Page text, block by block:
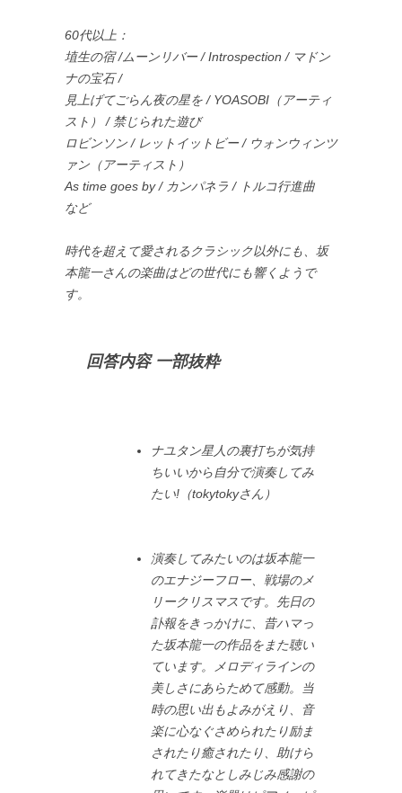
60代以上：
埴生の宿 /ムーンリバー / Introspection / マドン
ナの宝石 /
見上げてごらん夜の星を / YOASOBI（アーティ
スト） / 禁じられた遊び
ロビンソン / レットイットビー / ウォンウィンツ
ァン（アーティスト）
As time goes by / カンパネラ / トルコ行進曲
など
時代を超えて愛されるクラシック以外にも、坂
本龍一さんの楽曲はどの世代にも響くようで
す。
回答内容 一部抜粋
ナユタン星人の裏打ちが気持
ちいいから自分で演奏してみ
たい!（tokytokyさん）
演奏してみたいのは坂本龍一
のエナジーフロー、戦場のメ
リークリスマスです。先日の
訃報をきっかけに、昔ハマっ
た坂本龍一の作品をまた聴い
ています。メロディラインの
美しさにあらためて感動。当
時の思い出もよみがえり、音
楽に心なぐさめられたり励ま
されたり癒されたり、助けら
れてきたなとしみじみ感謝の